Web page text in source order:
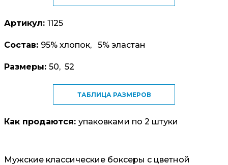
Артикул: 1125
Состав: 95% хлопок, 5% эластан
Размеры: 50, 52
ТАБЛИЦА РАЗМЕРОВ
Как продаются: упаковками по 2 штуки
Мужские классические боксеры с цветной